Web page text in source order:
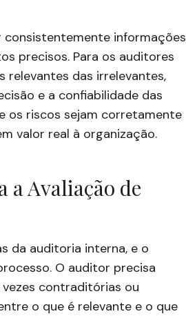
consistentemente informações
precisos. Para os auditores
relevantes das irrelevantes,
e a confiabilidade das
os riscos sejam corretamente
valor real à organização.
Avaliação de
da auditoria interna, e o
O auditor precisa
contraditórias ou
o que é relevante e o que